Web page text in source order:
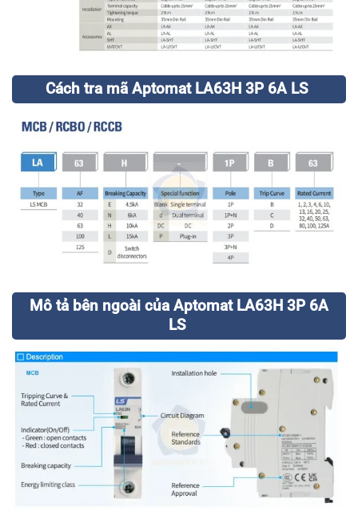
Cách tra mã Aptomat LA63H 3P 6A LS
Mô tả bên ngoài của Aptomat LA63H 3P 6A
LS